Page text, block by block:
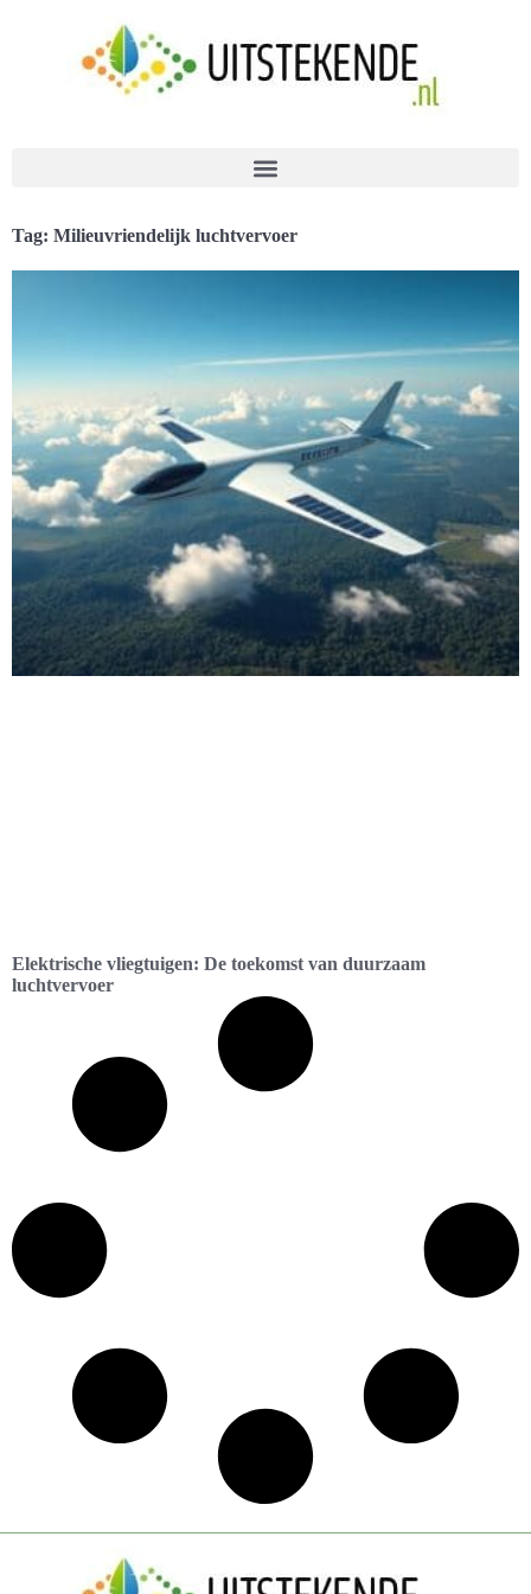
Tag: Milieuvriendelijk luchtvervoer
Elektrische vliegtuigen: De toekomst van duurzaam
luchtvervoer